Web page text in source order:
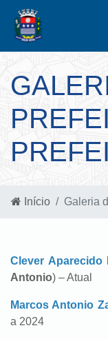
Início Galeria
Clever Aparecido
Antonio) – Atual
Marcos Antonio
a 2024